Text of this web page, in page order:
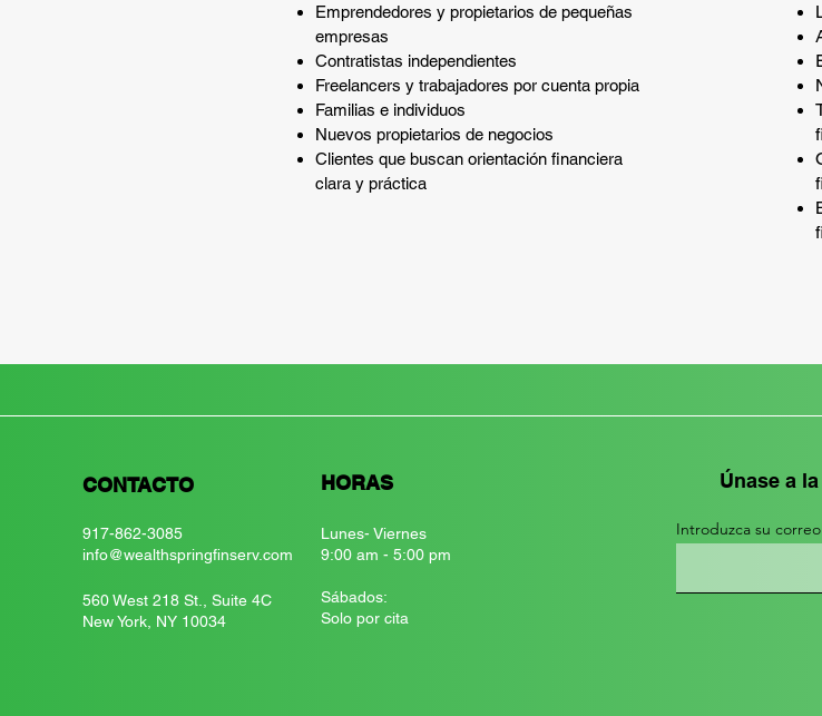
Emprendedores y propietarios de pequeñas
empresas
Contratistas independientes
Freelancers y trabajadores por cuenta propia
Familias e individuos
Nuevos propietarios de negocios
Clientes que buscan orientación financiera
clara y práctica
CONTACTO HORAS
917-862-3085
info@wealthspringfinserv.com
560 West 218 St., Suite 4C
New York, NY 10034
Lunes- Viernes
9:00 am - 5:00 pm
​​Sábados:
Solo por cita
Únase a
Introduzca su